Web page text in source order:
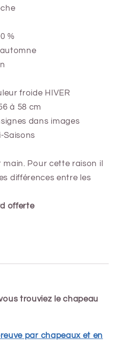
%
froide HIVER
à 58 cm
dans images
Saisons
Pour cette raison il
différences entre les
offerte
trouviez le chapeau
par chapeaux et en